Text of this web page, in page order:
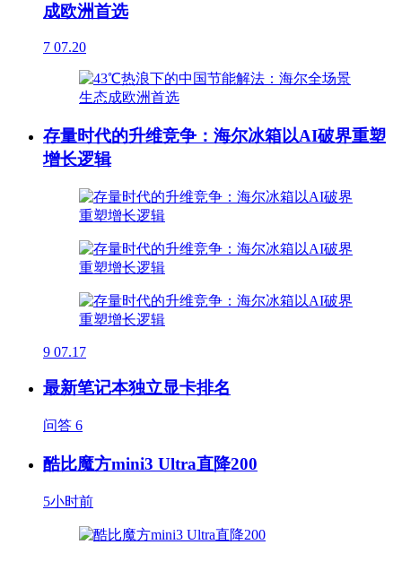
成欧洲首选
7 07.20
存量时代的升维竞争：海尔冰箱以AI破界重塑
增长逻辑
9 07.17
最新笔记本独立显卡排名
问答 6
酷比魔方mini3 Ultra直降200
5小时前